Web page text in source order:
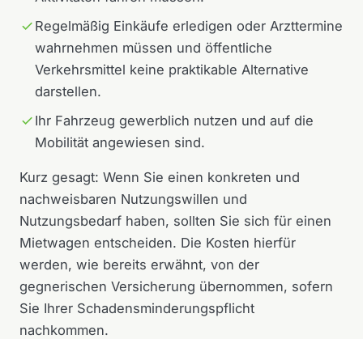
Regelmäßig Einkäufe erledigen oder Arzttermine
wahrnehmen müssen und öffentliche
Verkehrsmittel keine praktikable Alternative
darstellen.
Ihr Fahrzeug gewerblich nutzen und auf die
Mobilität angewiesen sind.
Kurz gesagt: Wenn Sie einen konkreten und
nachweisbaren Nutzungswillen und
Nutzungsbedarf haben, sollten Sie sich für einen
Mietwagen entscheiden. Die Kosten hierfür
werden, wie bereits erwähnt, von der
gegnerischen Versicherung übernommen, sofern
Sie Ihrer Schadensminderungspflicht
nachkommen.